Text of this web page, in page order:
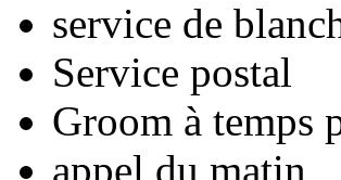
service de
Service postal
Groom à temps
appel du matin